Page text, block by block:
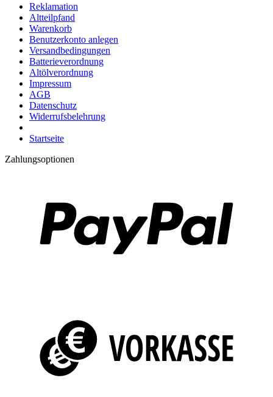
Reklamation
Altteilpfand
Warenkorb
Benutzerkonto anlegen
Versandbedingungen
Batterieverordnung
Altölverordnung
Impressum
AGB
Datenschutz
Widerrufsbelehrung
Startseite
Zahlungsoptionen